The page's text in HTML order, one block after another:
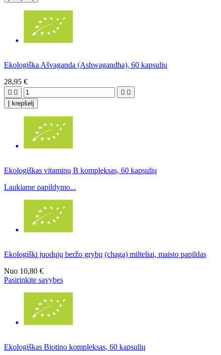
Ekologiška Ašvaganda (Ashwagandha), 60 kapsulių
28,95 €
   
Į krepšelį
Ekologiškas vitaminų B kompleksas, 60 kapsulių
Laukiame papildymo...
Ekologiški juodųjų beržo grybų (chaga) milteliai, maisto papildas
Nuo 10,80 €
Pasirinkite savybes
Ekologiškas Biotino kompleksas, 60 kapsulių